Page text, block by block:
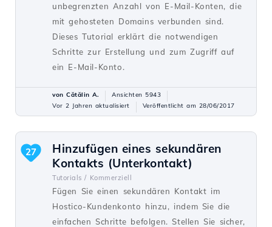
unbegrenzten Anzahl von E-Mail-Konten, die
mit gehosteten Domains verbunden sind.
Dieses Tutorial erklärt die notwendigen
Schritte zur Erstellung und zum Zugriff auf
ein E-Mail-Konto.
von Cătălin A.
Ansichten 5943
Vor 2 Jahren aktualisiert
Veröffentlicht am 28/06/2017
Hinzufügen eines sekundären
Kontakts (Unterkontakt)
Tutorials / Kommerziell
Fügen Sie einen sekundären Kontakt im
Hostico-Kundenkonto hinzu, indem Sie die
einfachen Schritte befolgen. Stellen Sie sicher,
27